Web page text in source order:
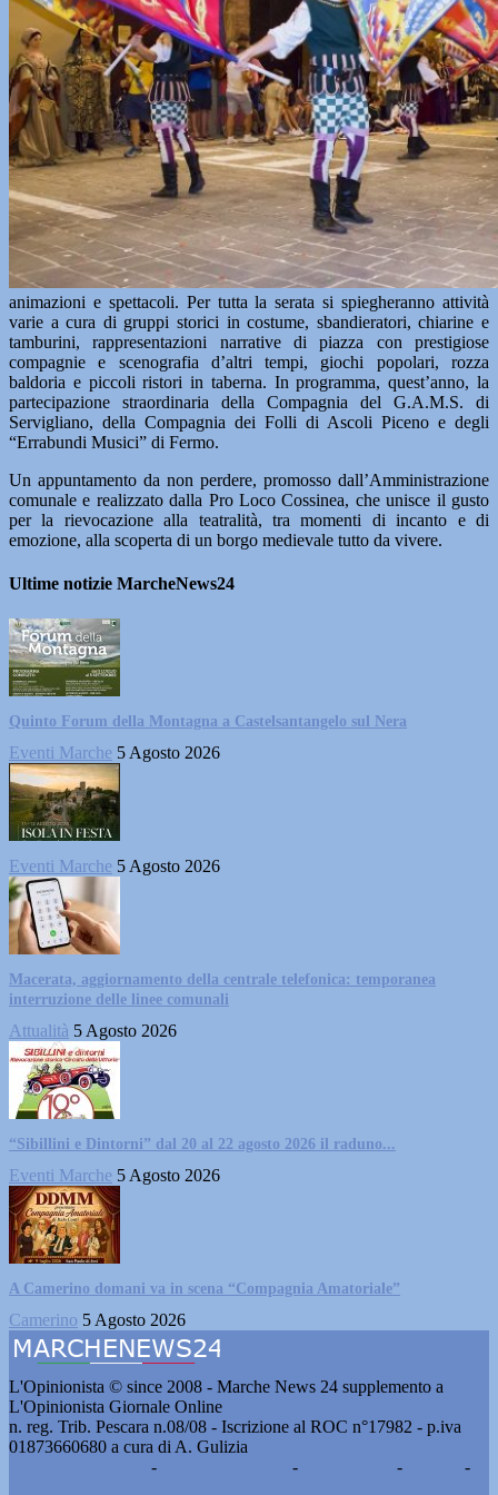
animazioni e spettacoli. Per tutta la serata si spiegheranno attività
varie a cura di gruppi storici in costume, sbandieratori, chiarine e
tamburini, rappresentazioni narrative di piazza con prestigiose
compagnie e scenografia d’altri tempi, giochi popolari, rozza
baldoria e piccoli ristori in taberna. In programma, quest’anno, la
partecipazione straordinaria della Compagnia del G.A.M.S. di
Servigliano, della Compagnia dei Folli di Ascoli Piceno e degli
“Errabundi Musici” di Fermo.
Un appuntamento da non perdere, promosso dall’Amministrazione
comunale e realizzato dalla Pro Loco Cossinea, che unisce il gusto
per la rievocazione alla teatralità, tra momenti di incanto e di
emozione, alla scoperta di un borgo medievale tutto da vivere.
Ultime notizie MarcheNews24
Quinto Forum della Montagna a Castelsantangelo sul Nera
Eventi Marche 5 Agosto 2026
Eventi Marche 5 Agosto 2026
Macerata, aggiornamento della centrale telefonica: temporanea
interruzione delle linee comunali
Attualità 5 Agosto 2026
“Sibillini e Dintorni” dal 20 al 22 agosto 2026 il raduno...
Eventi Marche 5 Agosto 2026
A Camerino domani va in scena “Compagnia Amatoriale”
Camerino 5 Agosto 2026
L'Opinionista © since 2008 - Marche News 24 supplemento a
L'Opinionista Giornale Online
n. reg. Trib. Pescara n.08/08 - Iscrizione al ROC n°17982 - p.iva
01873660680 a cura di A. Gulizia
- - -
-